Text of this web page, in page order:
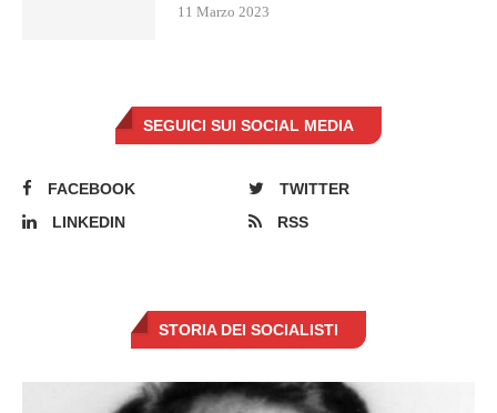
11 Marzo 2023
SEGUICI SUI SOCIAL MEDIA
FACEBOOK
TWITTER
LINKEDIN
RSS
STORIA DEI SOCIALISTI